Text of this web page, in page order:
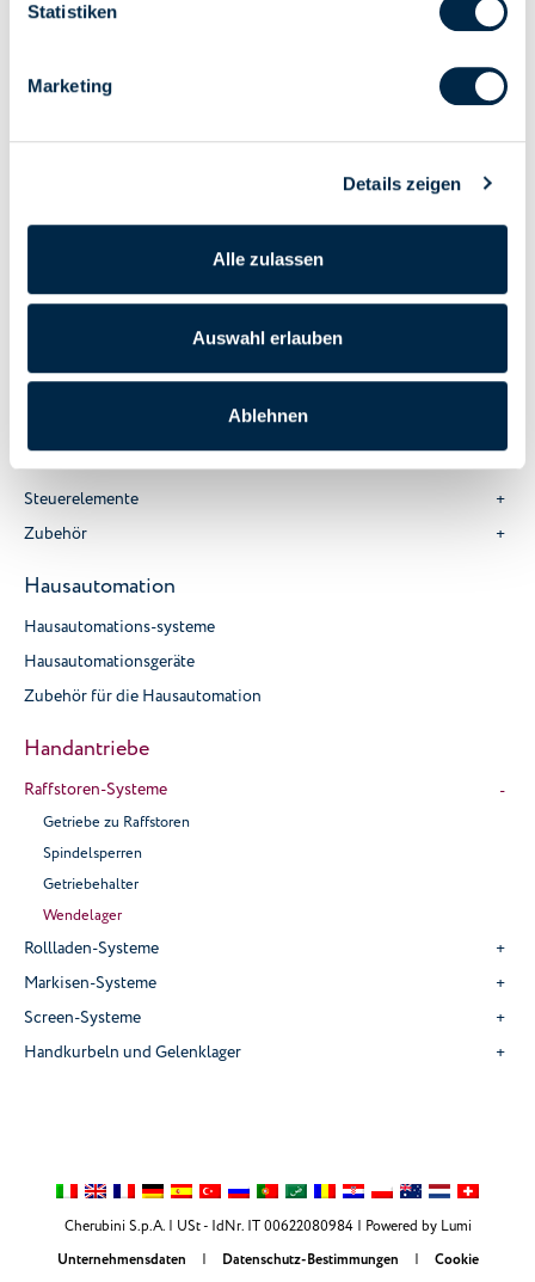
Statistiken
Marketing
Details zeigen
Alle zulassen
Auswahl erlauben
Ablehnen
Motoren
Steuerelemente
Zubehör
Hausautomation
Hausautomations-systeme
Hausautomationsgeräte
Zubehör für die Hausautomation
Handantriebe
Raffstoren-Systeme
Getriebe zu Raffstoren
Spindelsperren
Getriebehalter
Wendelager
Rollladen-Systeme
Markisen-Systeme
Screen-Systeme
Handkurbeln und Gelenklager
Wendelager mit Federsystem. Kordelhalter zu Wendelager.
7165
Wendelager zu Rohrmotor.
Cherubini S.p.A. | USt - IdNr. IT 00622080984 | Powered by Lumi
Unternehmensdaten
| Datenschutz-Bestimmungen | Cookie